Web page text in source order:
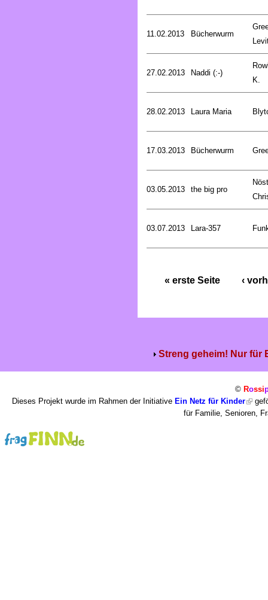
11.02.2013 Bücherwurm
27.02.2013 Naddi (:-)
K.
28.02.2013 Laura Maria
17.03.2013 Bücherwurm
03.05.2013 the big pro
03.07.2013 Lara-357
« erste Seite ‹
Streng geheim! Nur für
© Rossi
Dieses Projekt wurde im Rahmen der Initiative Ein Netz für Kinder
für Familie, Senioren,